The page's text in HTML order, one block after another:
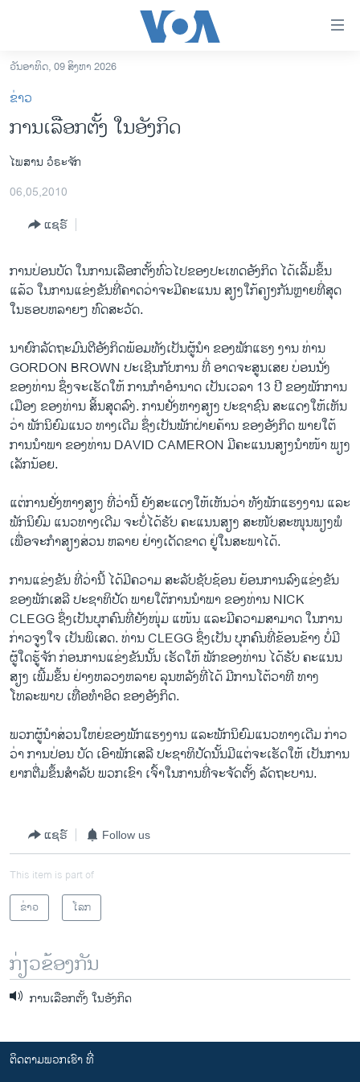
ເຂົ້າ
ຫາ
ຂ້າມ
ຂ້າມ
ໄປ
ຫາ
ການເລືອກຕັ້ງ ປະທານາທີບໍດີ ສະຫະລັດ 2024
ຂ່າວ​ຈີນ
ໂລກ
ເອເຊຍ
ອິດສະຫຼະພາບດ້ານການຂ່າວ
ຊີວິດຊາວລາວ
ຊຸມຊົນຊາວລາວ
ວິທະຍາສາດ-ເທັກໂນໂລຈີ
ທຸລະກິດ
ພາສາອັງກິດ
ວີດີໂອ
ສຽງ
ລາຍການກະຈາຍສຽງ
ລາຍງານ
ຕິດຕາມພວກເຮົາ ທີ່
ພາສາຕ່າງໆ
ວັນອາທິດ, 09 ສິງຫາ 2026
ຂ່າວ
ການເລືອກຕັ້ງ ໃນອັງກິດ
ໄພສານ ວໍຣະຈັກ
06,05,2010
ແຊຣ໌
ການປ່ອນບັດ ໃນການເລືອກຕັ້ງທົ່ວໄປຂອງປະເທດອັງກິດ ໄດ້ເລີ້ມຂຶ້ນ
ແລ້ວ ໃນການແຂ່ງຂັນທີ່ຄາດວ່າຈະມີຄະແນນ ສຽງໃກ້ຄຽງກັນຫຼາຍທີ່ສຸດ
ໃນຮອບຫລາຍໆ ທົດສະວັດ.
ນາຍົກລັດຖະມົນຕີອັງກິດພ້ອມທັງເປັນຜູ້ນຳ ຂອງພັກແຮງ ງານ ທ່ານ
GORDON BROWN ປະເຊີນກັບການ ທີ່ ອາດຈະສູນເສຍ ບ່ອນນັ່ງ
ຂອງທ່ານ ຊຶ່ງຈະເຮັດໃຫ້ ການກຳອຳນາດ ເປັນເວລາ 13 ປີ ຂອງພັກການ
ເມືອງ ຂອງທ່ານ ສິ້ນສຸດລົງ. ການຢັ່ງຫາງສຽງ ປະຊາຊົນ ສະແດງໃຫ້ເຫັນ
ວ່າ ພັກນິຍົມແນວ ທາງເດີມ ຊຶ່ງເປັນພັກຝ່າຍຄ້ານ ຂອງອັງກິດ ພາຍໃຕ້
ການນຳພາ ຂອງທ່ານ DAVID CAMERON ມີຄະແນນສຽງນຳໜ້າ ພຽງ
ເລັກນ້ອຍ.
ແຕ່ການຢັ່ງຫາງສຽງ ທີ່ວ່ານີ້ ຍັງສະແດງໃຫ້ເຫັນວ່າ ທັງພັກແຮງງານ ແລະ
ພັກນິຍົມ ແນວທາງເດີມ ຈະບໍ່ໄດ້ຮັບ ຄະແນນສຽງ ສະໜັບສະໜຸນພຽງພໍ
ເພື່ອຈະກຳສຽງສ່ວນ ຫລາຍ ຢ່າງເດັດຂາດ ຢູ່ໃນສະພາໄດ້.
ການແຂ່ງຂັນ ທີ່ວ່ານີ້ ໄດ້ມີຄວາມ ສະລັບຊັບຊ້ອນ ຍ້ອນການລົງແຂ່ງຂັນ
ຂອງພັກເສລີ ປະຊາທິປັດ ພາຍໃຕ້ການນຳພາ ຂອງທ່ານ NICK
CLEGG ຊຶ່ງເປັນບຸກຄົນທີ່ຍັງໜຸ່ມ ແໜ້ນ ແລະມີຄວາມສາມາດ ໃນການ
ກ່າວຈູງໃຈ ເປັນພິເສດ. ທ່ານ CLEGG ຊຶ່ງເປັນ ບຸກຄົນທີ່ຂ້ອນຂ້າງ ບໍ່ມີ
ຜູ້ໃດຮູ້ຈັກ ກ່ອນການແຂ່ງຂັນນັ້ນ ເຮັດໃຫ້ ພັກຂອງທ່ານ ໄດ້ຮັບ ຄະແນນ
ສຽງ ເພີ້ມຂຶ້ນ ຢ່າງຫລວງຫລາຍ ລຸນຫລັງທີ່ໄດ້ ມີການໂຕ້ວາທີ ທາງ
ໂທລະພາບ ເທື່ອທຳອິດ ຂອງອັງກິດ.
ພວກຜູ້ນຳສ່ວນໃຫຍ່ຂອງພັກແຮງງານ ແລະພັກນິຍົມແນວທາງເດີມ ກ່າວ
ວ່າ ການປ່ອນ ບັດ ເອົາພັກເສລີ ປະຊາທິປັດນັ້ນມີແຕ່ຈະເຮັດໃຫ້ ເປັນການ
ຍາກຕື່ມຂຶ້ນສຳລັບ ພວກເຂົາ ເຈົ້າໃນການທີ່ຈະຈັດຕັ້ງ ລັດຖະບານ.
ແຊຣ໌ Follow us
This item is part of
ຂ່າວ
ໂລກ
ກ່ຽວຂ້ອງກັນ
ການເລືອກຕັ້ງ ໃນອັງກິດ
ຕິດຕາມພວກເຮົາ ທີ່